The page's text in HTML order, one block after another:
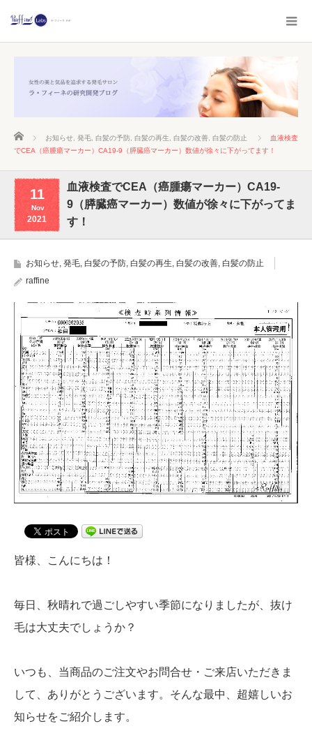
ホーム お知らせ 発毛 白髪の予防 白髪の再生 白髪の改善 白髪の防止
血液検査
でCEA（癌腫瘍マーカー）CA19-9（膵臓癌マーカー）数値が徐々に下がってます！
11
Nov
2021
血液検査でCEA（癌腫瘍マーカー）CA19-
9（膵臓癌マーカー）数値が徐々に下がってま
す！
お知らせ 発毛 白髪の予防 白髪の再生 白髪の改善 白髪の防止
raffine
皆様、こんにちは！
毎日、秋晴れで過ごしやすい季節になりましたが、抜け
毛は大丈夫でしょうか？
いつも、当商品のご注文やお問合せ・ご来店いただきま
して、ありがとうございます。そんな最中、超嬉しいお
知らせをご紹介します。